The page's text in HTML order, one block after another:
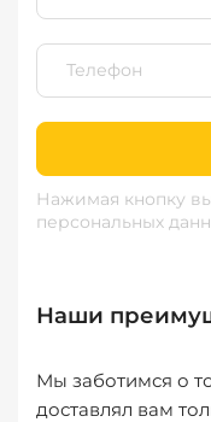
Нажимая кнопку
персональных
Наши
Мы заботимся о
доставлял вам